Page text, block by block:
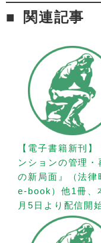
関連記事
【電子書籍新刊】
ンションの管理・
の新局面』（法律
e-book）他1冊、
月5日より配信開